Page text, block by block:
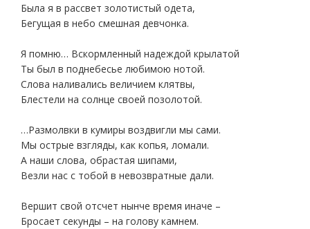
Была я в рассвет золотистый одета,
Бегущая в небо смешная девчонка.
Я помню… Вскормленный надеждой крылатой
Ты был в поднебесье любимою нотой.
Слова наливались величием клятвы,
Блестели на солнце своей позолотой.
…Размолвки в кумиры воздвигли мы сами.
Мы острые взгляды, как копья, ломали.
А наши слова, обрастая шипами,
Везли нас с тобой в невозвратные дали.
Вершит свой отсчет нынче время иначе –
Бросает секунды – на голову камнем.